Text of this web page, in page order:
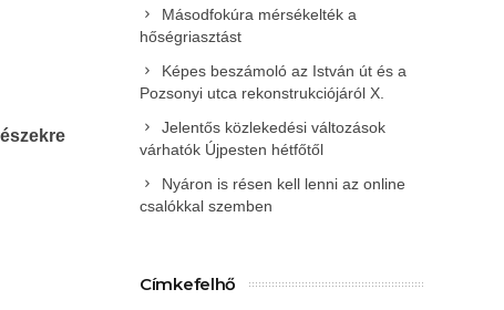
Másodfokúra mérsékelték a
hőségriasztást
Képes beszámoló az István út és a
Pozsonyi utca rekonstrukciójáról X.
Jelentős közlekedési változások
várhatók Újpesten hétfőtől
Nyáron is résen kell lenni az online
csalókkal szemben
Címkefelhő